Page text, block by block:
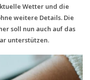
Wetter und die
weitere Details. Die
soll nun auch auf das
unterstützen.